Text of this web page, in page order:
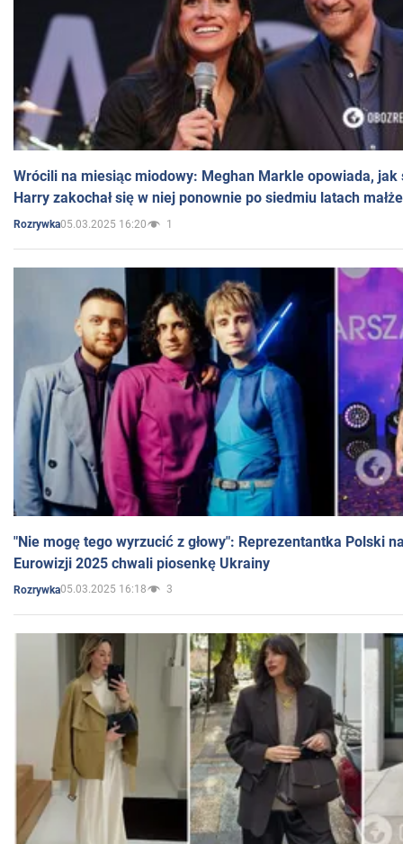
Wrócili na miesiąc miodowy: Meghan Markle opowiada, jak
Harry zakochał się w niej ponownie po siedmiu latach
Rozrywka05.03.2025 16:20 1
"Nie mogę tego wyrzucić z głowy": Reprezentantka Polski
Eurowizji 2025 chwali piosenkę Ukrainy
Rozrywka05.03.2025 16:18 3